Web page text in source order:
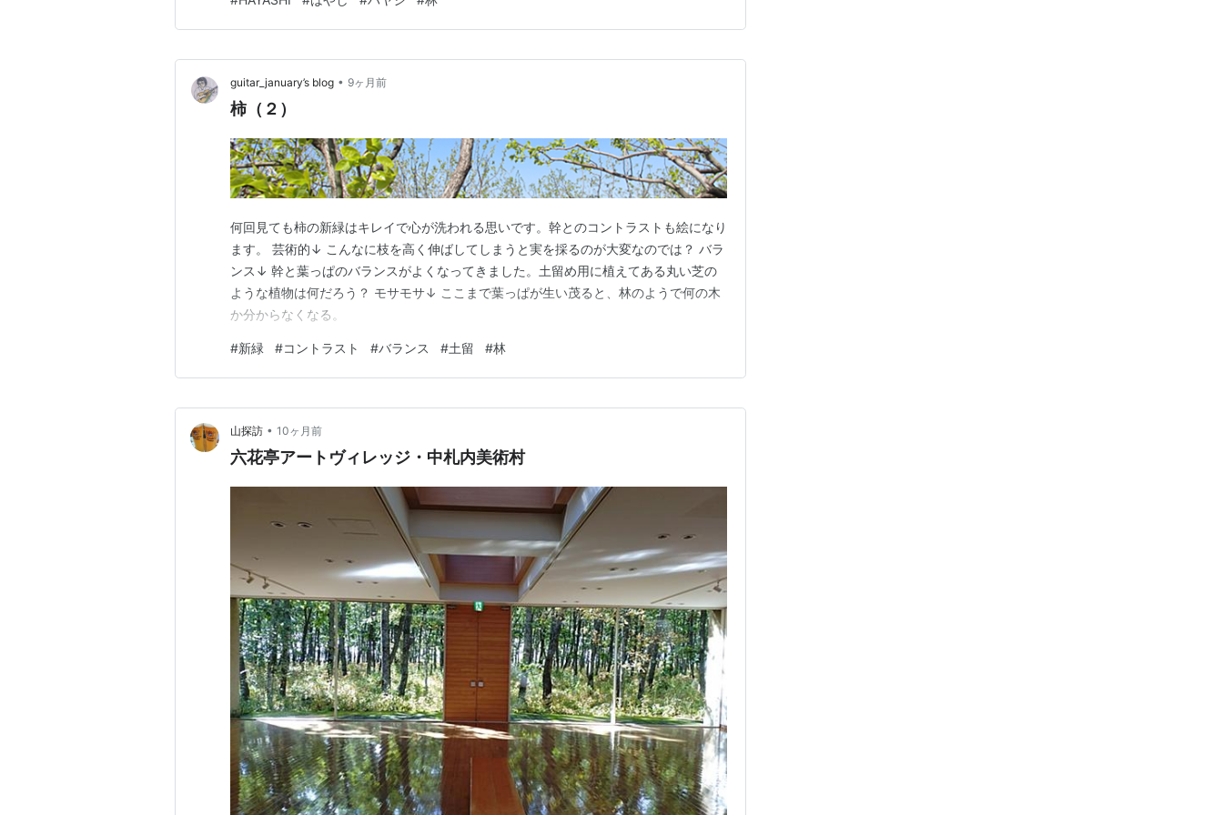
guitar_january’s blog • 9ヶ月前
柿（２）
何回見ても柿の新緑はキレイで心が洗われる思いです。幹とのコントラストも絵になり
ます。 芸術的↓ こんなに枝を高く伸ばしてしまうと実を採るのが大変なのでは？ バラ
ンス↓ 幹と葉っぱのバランスがよくなってきました。土留め用に植えてある丸い芝の
ような植物は何だろう？ モサモサ↓ ここまで葉っぱが生い茂ると、林のようで何の木
か分からなくなる。
#新緑 #コントラスト #バランス #土留 #林
山探訪 • 10ヶ月前
六花亭アートヴィレッジ・中札内美術村